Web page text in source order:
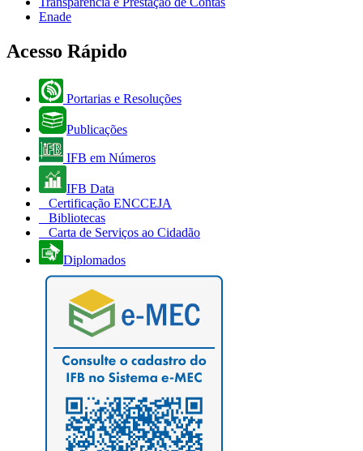
Enade
Acesso Rápido
Portarias e Resoluções
Publicações
IFB em Números
IFB Data
Certificação ENCCEJA
Bibliotecas
Carta de Serviços ao Cidadão
Diplomados